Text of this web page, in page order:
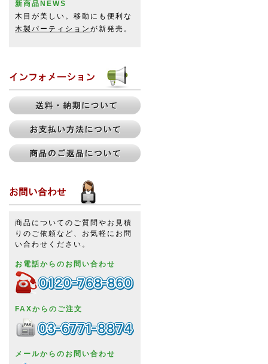
新商品NEWS
木目が美しい。移動にも便利な
木製パーティション が新発売。
商品についてのご質問やお見積
りのご依頼など、お気軽にお問
い合わせください。
お電話からのお問い合わせ
FAXからのご注文
メールからのお問い合わせ